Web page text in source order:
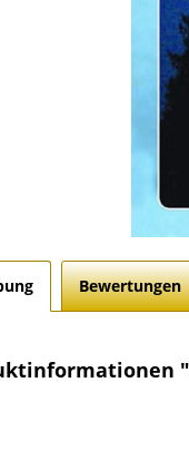
Bewertungen